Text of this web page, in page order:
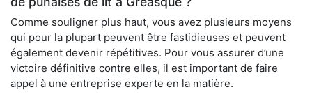
Comme souligner plus haut, vous avez plusieurs moyens
qui pour la plupart peuvent être fastidieuses et peuvent
également devenir répétitives. Pour vous assurer d’une
victoire définitive contre elles, il est important de faire
appel à une entreprise experte en la matière.